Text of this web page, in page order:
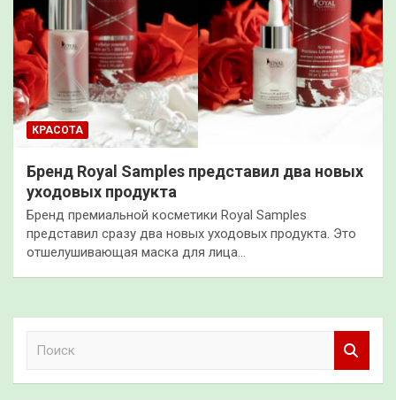
КРАСОТА
Бренд Royal Samples представил два новых
уходовых продукта
Бренд премиальной косметики Royal Samples
представил сразу два новых уходовых продукта. Это
отшелушивающая маска для лица…